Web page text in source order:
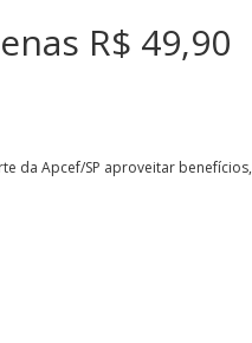
R$ 49,90
da Apcef/SP aproveitar benefícios,